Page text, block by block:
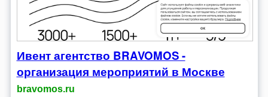
Ивент агентство BRAVOMOS -
организация мероприятий в Москве
bravomos.ru